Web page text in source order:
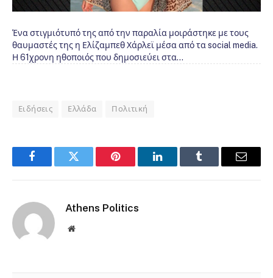
Ένα στιγμιότυπό της από την παραλία μοιράστηκε με τους
θαυμαστές της η Ελίζαμπεθ Χάρλεϊ μέσα από τα social media.
Η 61χρονη ηθοποιός που δημοσιεύει στα…
Ειδήσεις Ελλάδα Πολιτική
FacebookTwitter Pinterest LinkedInTumblr Email
Athens Politics
Website